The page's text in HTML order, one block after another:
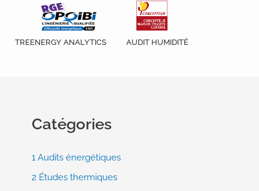
TREENERGY ANALYTICS AUDIT HUMIDITÉ
Catégories
1 Audits énergétiques
2 Études thermiques